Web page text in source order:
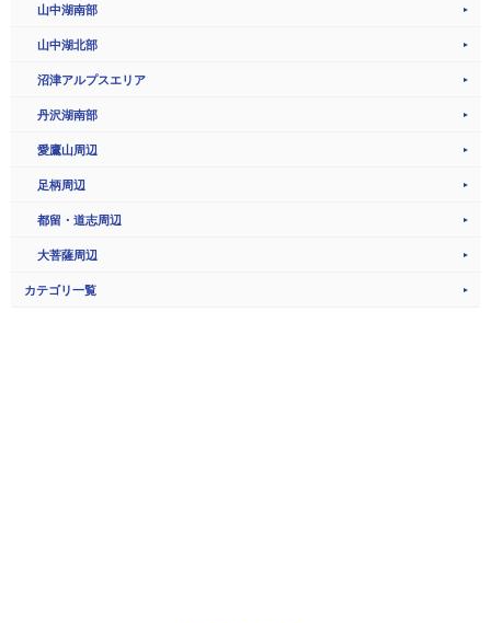
山中湖南部
山中湖北部
沼津アルプスエリア
丹沢湖南部
愛鷹山周辺
足柄周辺
都留・道志周辺
大菩薩周辺
カテゴリ一覧